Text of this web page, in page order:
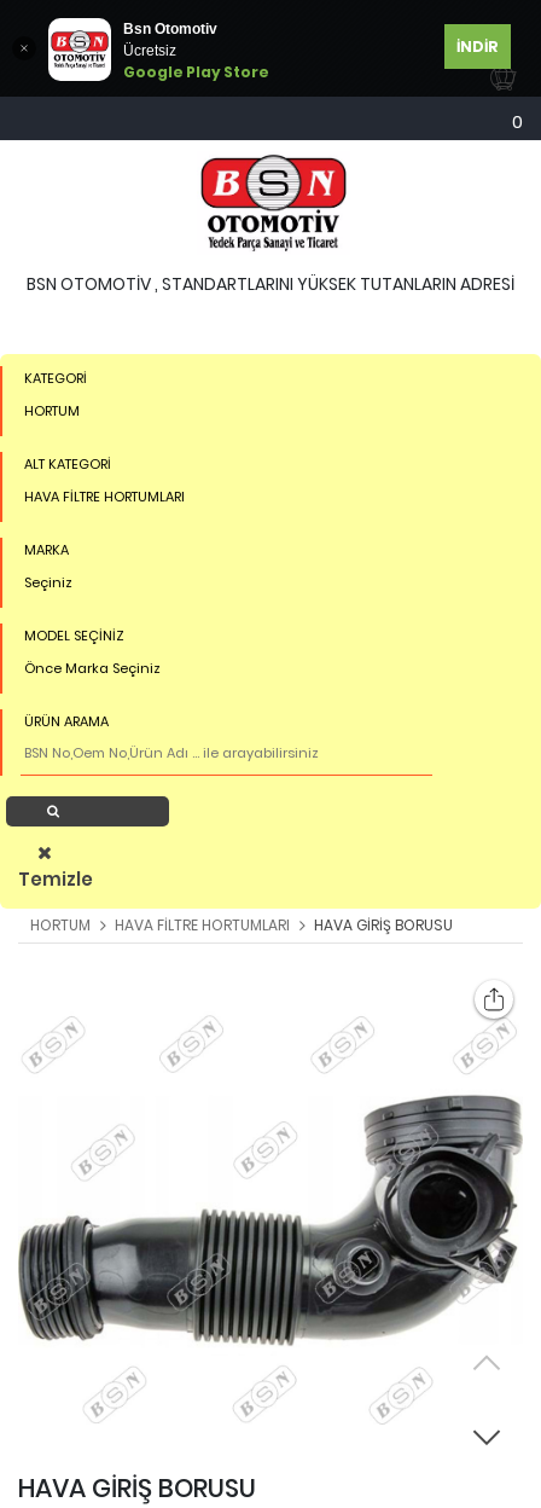
Bsn Otomotiv
Ücretsiz
Google Play Store
İNDİR
0
BSN OTOMOTİV , STANDARTLARINI YÜKSEK TUTANLARIN ADRESİ
KATEGORİ
HORTUM
ALT KATEGORİ
HAVA FİLTRE HORTUMLARI
MARKA
Seçiniz
MODEL SEÇİNİZ
Önce Marka Seçiniz
ÜRÜN ARAMA
Ürün Ara
Temizle
HORTUM HAVA FİLTRE HORTUMLARI HAVA GİRİŞ BORUSU
HAVA GİRİŞ BORUSU